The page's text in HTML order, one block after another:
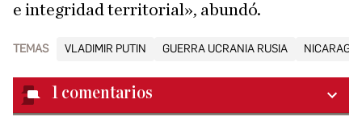
e integridad territorial», abundó.
TEMAS VLADIMIR PUTIN GUERRA UCRANIA RUSIA
1 comentarios